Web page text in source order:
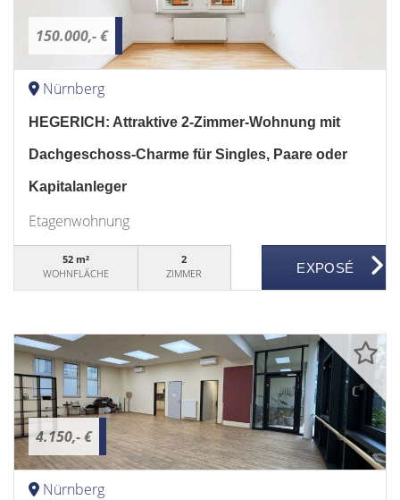
150.000,- €
Nürnberg
HEGERICH: Attraktive 2-Zimmer-Wohnung mit
Dachgeschoss-Charme für Singles, Paare oder
Kapitalanleger
Etagenwohnung
52 m²
WOHNFLÄCHE
2
ZIMMER
4.150,- €
Nürnberg